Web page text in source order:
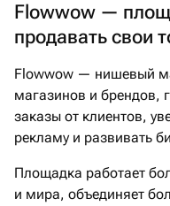
Flowwow —
продавать свои
Flowwow — нишевый
магазинов и брендов,
заказы от клиентов,
рекламу и развивать
Площадка работает
и мира, объединяет